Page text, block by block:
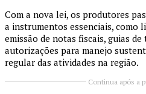
Com a nova lei, os produtores
a instrumentos essenciais, como
emissão de notas fiscais, guias
autorizações para manejo
regular das atividades na região.
Continua após a